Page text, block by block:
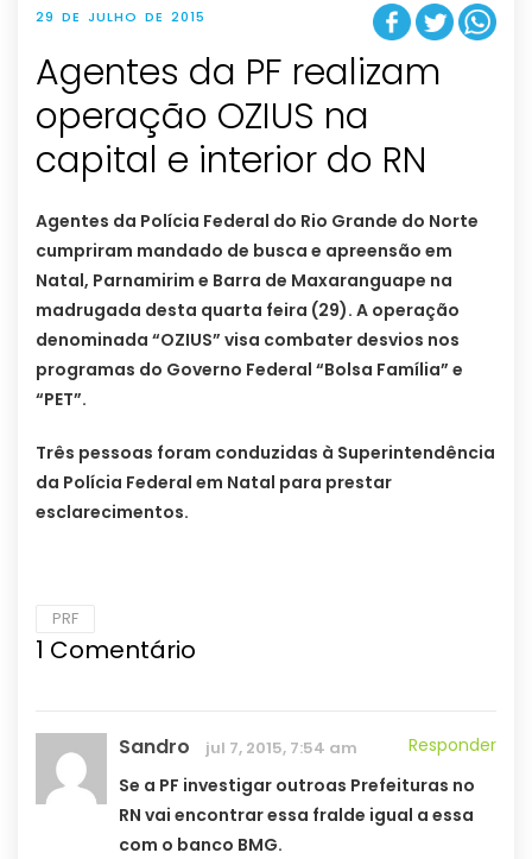
29 DE JULHO DE 2015
Agentes da PF realizam
operação OZIUS na
capital e interior do RN
Agentes da Polícia Federal do Rio Grande do Norte
cumpriram mandado de busca e apreensão em
Natal, Parnamirim e Barra de Maxaranguape na
madrugada desta quarta feira (29). A operação
denominada “OZIUS” visa combater desvios nos
programas do Governo Federal “Bolsa Família” e
“PET”.
Três pessoas foram conduzidas à Superintendência
da Polícia Federal em Natal para prestar
esclarecimentos.
PRF
1 Comentário
Sandro jul 7, 2015, 7:54 am
Responder
Se a PF investigar outroas Prefeituras no
RN vai encontrar essa fralde igual a essa
com o banco BMG.